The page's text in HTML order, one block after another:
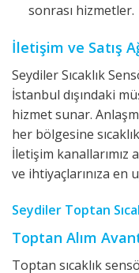
sonrası hizmetler.
İletişim ve Satış
Seydiler Sıcaklık
İstanbul dışındaki
hizmet sunar.
her bölgesine
İletişim kanallarımız
ve ihtiyaçlarınıza
Seydiler Toptan
Toptan Alım
Toptan sıcaklık